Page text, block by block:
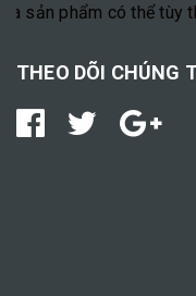
phẩm có thể tùy thuộc
THEO DÕI CHÚNG